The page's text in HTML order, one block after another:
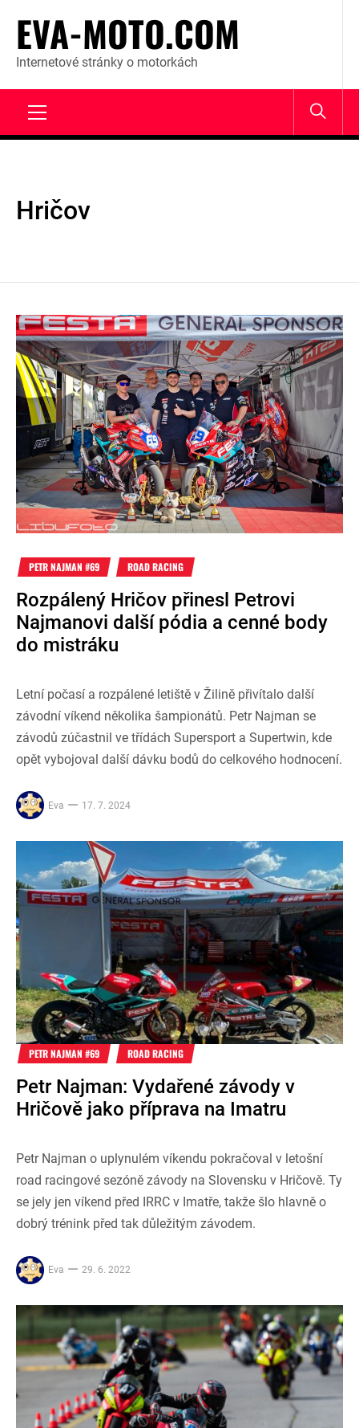
content
EVA-MOTO.COM
Internetové stránky o motorkách
Hričov
PETR NAJMAN #69 ROAD RACING
Rozpálený Hričov přinesl Petrovi
Najmanovi další pódia a cenné body
do mistráku
Letní počasí a rozpálené letiště v Žilině přivítalo další
závodní víkend několika šampionátů. Petr Najman se
závodů zúčastnil ve třídách Supersport a Supertwin, kde
opět vybojoval další dávku bodů do celkového hodnocení.
Eva 17. 7. 2024
PETR NAJMAN #69 ROAD RACING
Petr Najman: Vydařené závody v
Hričově jako příprava na Imatru
Petr Najman o uplynulém víkendu pokračoval v letošní
road racingové sezóně závody na Slovensku v Hričově. Ty
se jely jen víkend před IRRC v Imatře, takže šlo hlavně o
dobrý trénink před tak důležitým závodem.
Eva 29. 6. 2022